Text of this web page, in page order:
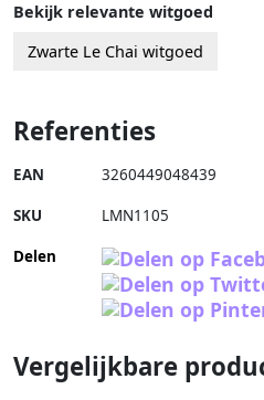
Bekijk relevante witgoed
Zwarte Le Chai witgoed
Referenties
EAN 3260449048439
SKU LMN1105
Delen
Vergelijkbare